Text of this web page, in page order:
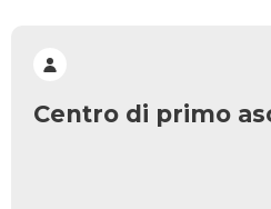
Centro di primo